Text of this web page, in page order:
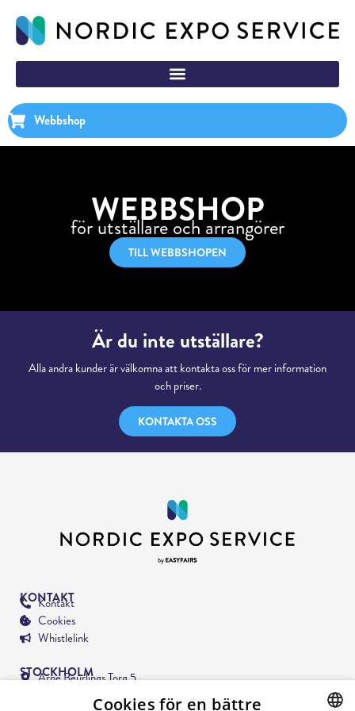
Webbshop
WEBBSHOP
för utställare och arrangörer
TILL WEBBSHOPEN
Är du inte utställare?
Alla andra kunder är välkomna att kontakta oss för mer information
och priser.
KONTAKTA OSS
KONTAKT
Kontakt
Cookies
Whistlelink
STOCKHOLM
Arne Beurlings Torg 5,
Cookies för en bättre